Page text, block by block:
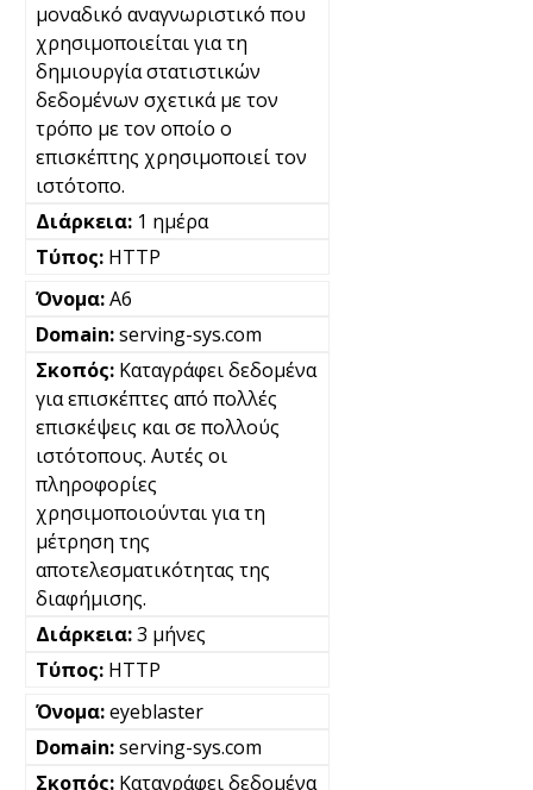
μοναδικό αναγνωριστικό που
χρησιμοποιείται για τη
δημιουργία στατιστικών
δεδομένων σχετικά με τον
τρόπο με τον οποίο ο
επισκέπτης χρησιμοποιεί τον
ιστότοπο.
1 ημέρα
HTTP
A6
serving-sys.com
Καταγράφει δεδομένα
για επισκέπτες από πολλές
επισκέψεις και σε πολλούς
ιστότοπους. Αυτές οι
πληροφορίες
χρησιμοποιούνται για τη
μέτρηση της
αποτελεσματικότητας της
διαφήμισης.
3 μήνες
HTTP
eyeblaster
serving-sys.com
Καταγράφει δεδομένα